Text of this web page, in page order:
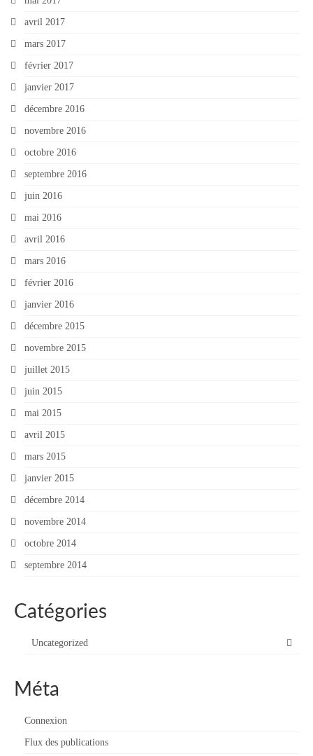
avril 2017
mars 2017
février 2017
janvier 2017
décembre 2016
novembre 2016
octobre 2016
septembre 2016
juin 2016
mai 2016
avril 2016
mars 2016
février 2016
janvier 2016
décembre 2015
novembre 2015
juillet 2015
juin 2015
mai 2015
avril 2015
mars 2015
janvier 2015
décembre 2014
novembre 2014
octobre 2014
septembre 2014
Catégories
Uncategorized
Méta
Connexion
Flux des publications